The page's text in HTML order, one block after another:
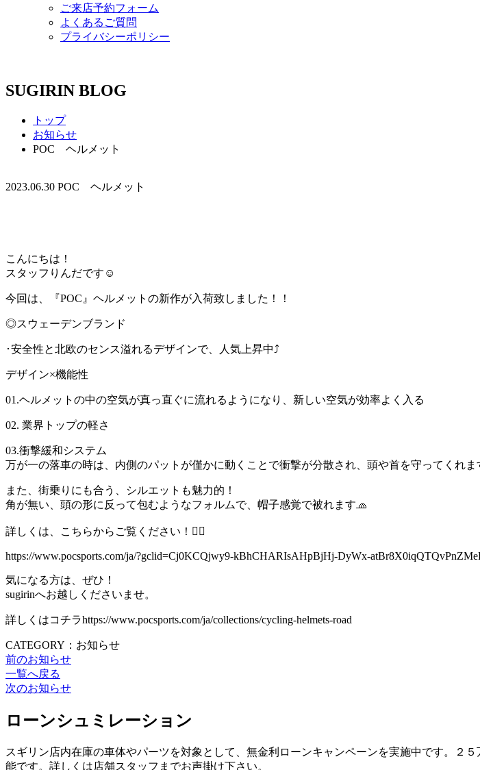
ご来店予約フォーム
よくあるご質問
プライバシーポリシー
SUGIRIN BLOG
トップ
お知らせ
POC ヘルメット
2023.06.30 POC ヘルメット
こんにちは！
スタッフりんだです☺️
今回は、『POC』ヘルメットの新作が入荷致しました！！
◎スウェーデンブランド
･安全性と北欧のセンス溢れるデザインで、人気上昇中⤴︎
デザイン×機能性
01.ヘルメットの中の空気が真っ直ぐに流れるようになり、新しい空気が効率よく入る
02. 業界トップの軽さ
03.衝撃緩和システム
万が一の落車の時は、内側のパットが僅かに動くことで衝撃が分散され、頭や首を守ってくれま
また、街乗りにも合う、シルエットも魅力的！
角が無い、頭の形に反って包むようなフォルムで、帽子感覚で被れます🧢
詳しくは、こちらからご覧ください！👇🏻
https://www.pocsports.com/ja/?gclid=Cj0KCQjwy9-kBhCHARIsAHpBjHj-DyWx-
気になる方は、ぜひ！
sugirinへお越しくださいませ。
詳しくはコチラhttps://www.pocsports.com/ja/collections/cycling-helmets-road
CATEGORY：お知らせ
前のお知らせ
一覧へ戻る
次のお知らせ
ローンシュミレーション
スギリン店内在庫の車体やパーツを対象として、無金利ローンキャンペーンを実施中です。２
能です。詳しくは店舗スタッフまでお声掛け下さい。